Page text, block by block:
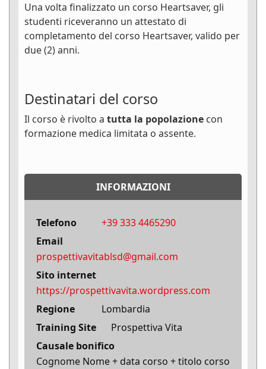
Una volta finalizzato un corso Heartsaver, gli
studenti riceveranno un attestato di
completamento del corso Heartsaver, valido per
due (2) anni.
Destinatari del corso
Il corso è rivolto a tutta la popolazione con
formazione medica limitata o assente.
INFORMAZIONI
Telefono
+39 333 4465290
Email
prospettivavitablsd@gmail.com
Sito internet
https://prospettivavita.wordpress.com
Regione
Lombardia
Training Site
Prospettiva Vita
Causale bonifico
Cognome Nome + data corso + titolo corso